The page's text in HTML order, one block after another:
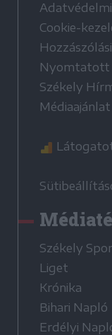
Cookie-
Nyomtatott
Székely
Médiaajánlat
Székely
Liget
Krónika
Bihari Napló
Erdélyi